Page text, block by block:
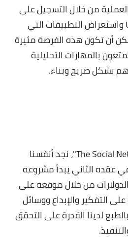
من خلال التسجيل على
منصة UserTesting.com واستعراض التطبيقات التي
أن تكون هذه الفرصة مثيرة
بالمهارات التحليلية
بشكل صريح وبناء.
عندما نتابع فلم "The Social Network"، نجد أنفسنا
الثاني يبدأ مشروعه
من خلال موقعه على
على التفكير والإبداع ووسائل
لدينا القدرة على التحقق